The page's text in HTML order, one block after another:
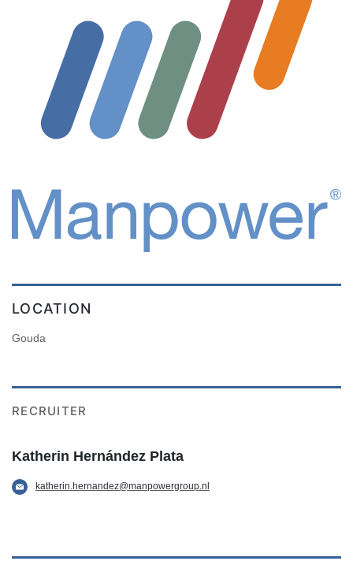
LOCATION
Gouda
RECRUITER
Katherin Hernández Plata
katherin.hernandez@manpowergroup.nl